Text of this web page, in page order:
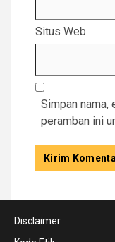
Situs Web
Simpan nama,
peramban ini
Disclaimer